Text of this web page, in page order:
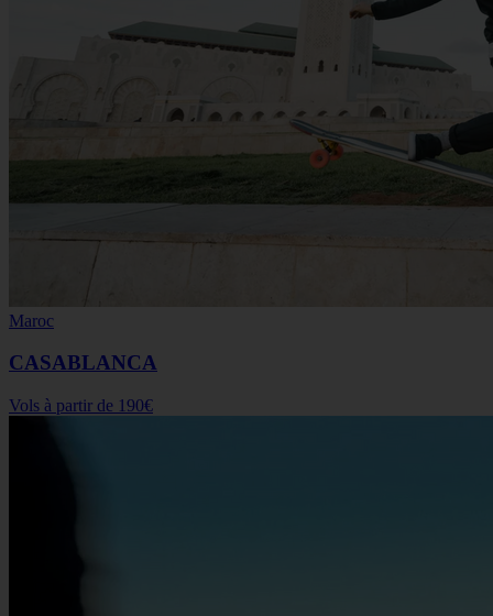
Maroc
CASABLANCA
Vols à partir de 190€